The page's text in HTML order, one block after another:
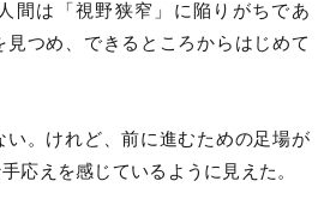
間は「視野狭窄」に陥りがちであ
見つめ、できるところからはじめて
い。けれど、前に進むための足場が
応えを感じているように見えた。